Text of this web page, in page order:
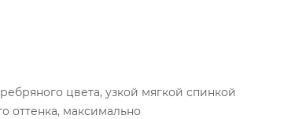
цвета, узкой мягкой спинкой
оттенка, максимально